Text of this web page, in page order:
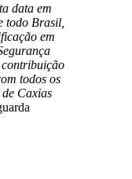
data em
todo Brasil,
em
todos os
Caxias